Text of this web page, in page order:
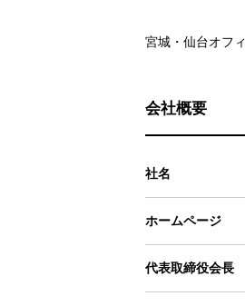
宮城・仙台オフ
会社概要
社名
ホームページ
代表取締役会長